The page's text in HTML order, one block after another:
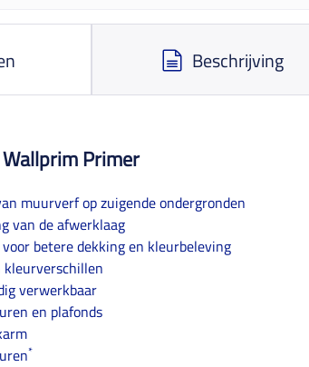
Beschrijving
Primer
muurverf op zuigende ondergronden
van de afwerklaag
betere dekking en kleurbeleving
verwerkbaar
en plafonds
*